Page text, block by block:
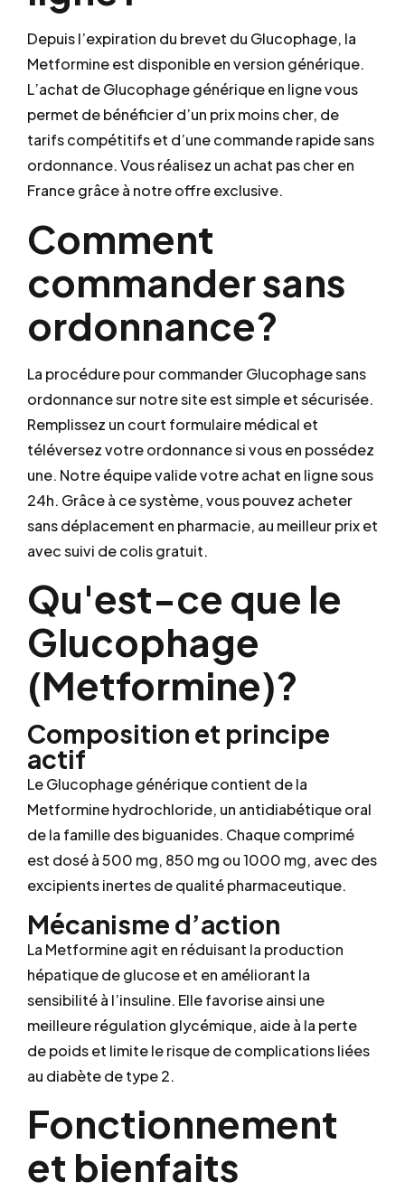
Depuis l’expiration du brevet du Glucophage, la
Metformine est disponible en version générique.
L’achat de Glucophage générique en ligne vous
permet de bénéficier d’un prix moins cher, de
tarifs compétitifs et d’une commande rapide sans
ordonnance. Vous réalisez un achat pas cher en
France grâce à notre offre exclusive.
Comment
commander sans
ordonnance?
La procédure pour commander Glucophage sans
ordonnance sur notre site est simple et sécurisée.
Remplissez un court formulaire médical et
téléversez votre ordonnance si vous en possédez
une. Notre équipe valide votre achat en ligne sous
24h. Grâce à ce système, vous pouvez acheter
sans déplacement en pharmacie, au meilleur prix et
avec suivi de colis gratuit.
Qu'est-ce que le
Glucophage
(Metformine)?
Composition et principe
actif
Le Glucophage générique contient de la
Metformine hydrochloride, un antidiabétique oral
de la famille des biguanides. Chaque comprimé
est dosé à 500 mg, 850 mg ou 1000 mg, avec des
excipients inertes de qualité pharmaceutique.
Mécanisme d’action
La Metformine agit en réduisant la production
hépatique de glucose et en améliorant la
sensibilité à l’insuline. Elle favorise ainsi une
meilleure régulation glycémique, aide à la perte
de poids et limite le risque de complications liées
au diabète de type 2.
Fonctionnement
et bienfaits